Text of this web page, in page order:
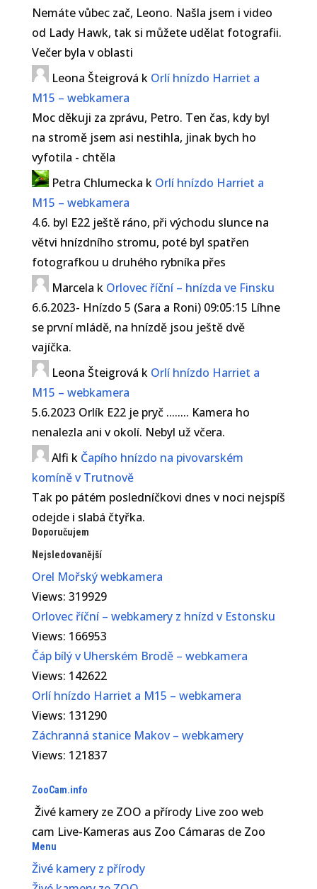
Nemáte vůbec zač, Leono. Našla jsem i video
od Lady Hawk, tak si můžete udělat fotografii.
Večer byla v oblasti
Leona Šteigrová k Orlí hnízdo Harriet a
M15 – webkamera
Moc děkuji za zprávu, Petro. Ten čas, kdy byl
na stromě jsem asi nestihla, jinak bych ho
vyfotila - chtěla
Petra Chlumecka k Orlí hnízdo Harriet a
M15 – webkamera
4.6. byl E22 ještě ráno, při východu slunce na
větvi hnízdního stromu, poté byl spatřen
fotografkou u druhého rybníka přes
Marcela k Orlovec říční – hnízda ve Finsku
6.6.2023- Hnízdo 5 (Sara a Roni) 09:05:15 Líhne
se první mládě, na hnízdě jsou ještě dvě
vajíčka.
Leona Šteigrová k Orlí hnízdo Harriet a
M15 – webkamera
5.6.2023 Orlík E22 je pryč ........ Kamera ho
nenalezla ani v okolí. Nebyl už včera.
Alfi k Čapího hnízdo na pivovarském
komíně v Trutnově
Tak po pátém posledníčkovi dnes v noci nejspíš
odejde i slabá čtyřka.
Doporučujem
Nejsledovanější
Orel Mořský webkamera
Views: 319929
Orlovec říční – webkamery z hnízd v Estonsku
Views: 166953
Čáp bílý v Uherském Brodě – webkamera
Views: 142622
Orlí hnízdo Harriet a M15 – webkamera
Views: 131290
Záchranná stanice Makov – webkamery
Views: 121837
ZooCam.info
Živé kamery ze ZOO a přírody Live zoo web
cam Live-Kameras aus Zoo Cámaras de Zoo
Menu
Živé kamery z přírody